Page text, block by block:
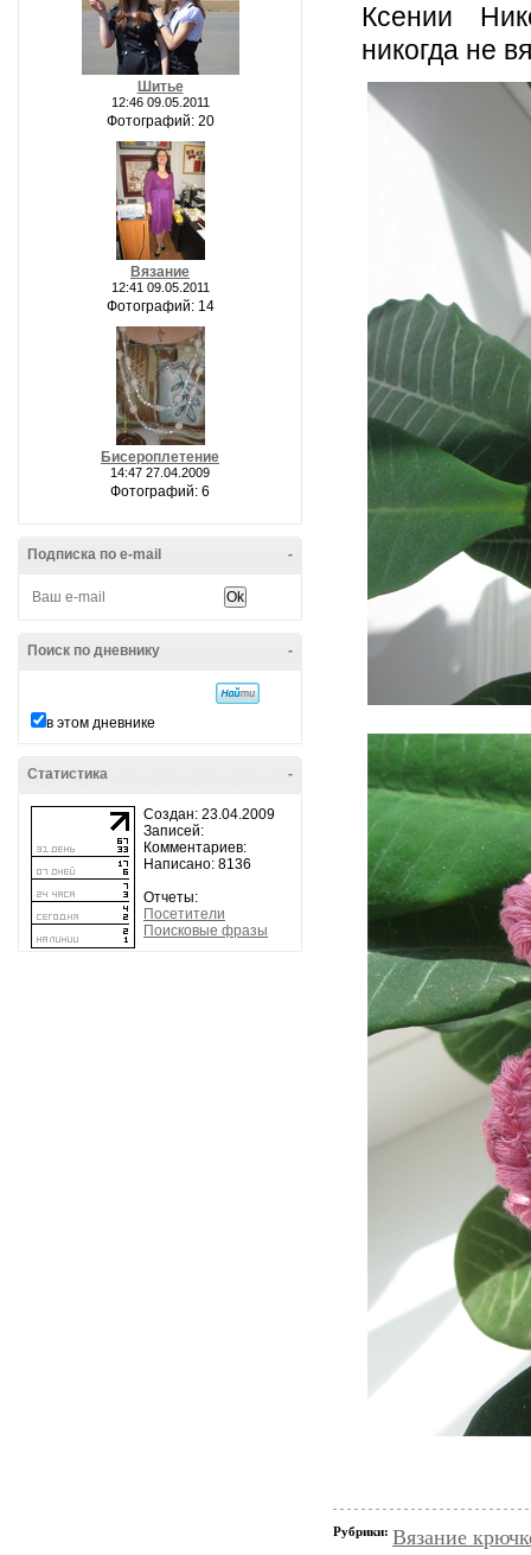
Шитье
12:46 09.05.2011
Фотографий: 20
Вязание
12:41 09.05.2011
Фотографий: 14
Бисероплетение
14:47 27.04.2009
Фотографий: 6
-
Подписка по e-mail
-
Поиск по дневнику
в этом дневнике
-
Статистика
Создан: 23.04.2009
Записей:
Комментариев:
Написано: 8136
Отчеты:
Посетители
Поисковые фразы
Ксении
никогда не
Рубрики: Вязание